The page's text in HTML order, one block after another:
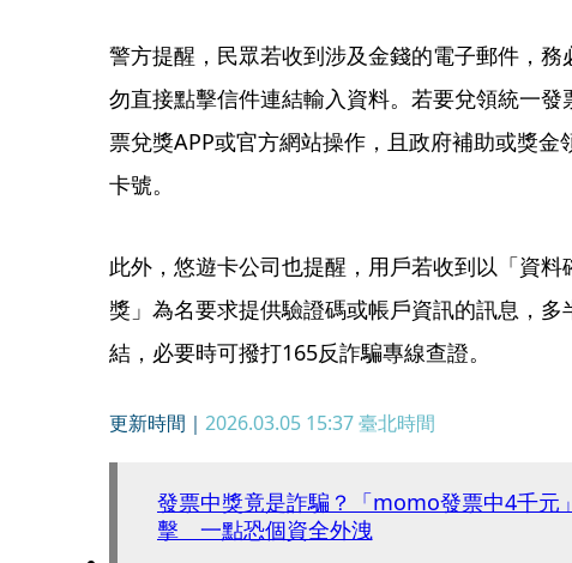
警方提醒，民眾若收到涉及金錢的電子郵件，
勿直接點擊信件連結輸入資料。若要兌領統一
票兌獎APP或官方網站操作，且政府補助或獎
卡號。
此外，悠遊卡公司也提醒，用戶若收到以「資
獎」為名要求提供驗證碼或帳戶資訊的訊息，
結，必要時可撥打165反詐騙專線查證。
更新時間｜ 2026.03.05 15:37臺北時間
發票中獎竟是詐騙？「momo發票中4千元
擊 一點恐個資全外洩